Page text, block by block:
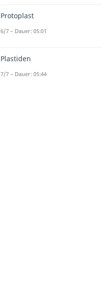
Protoplast
6/7 – Dauer: 05:01
Plastiden
7/7 – Dauer: 05:44